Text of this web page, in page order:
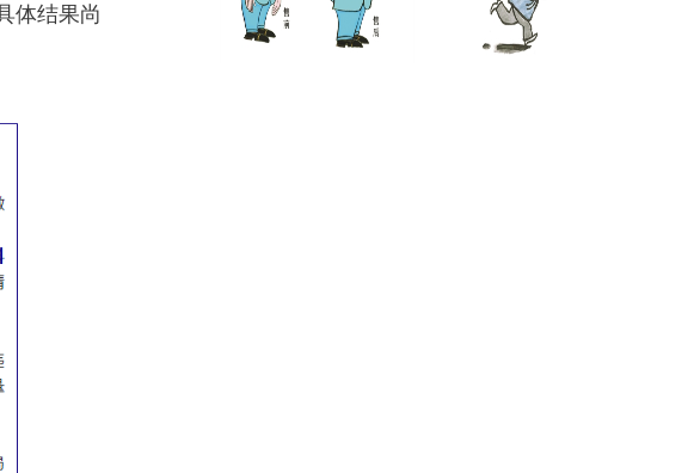
体结果尚